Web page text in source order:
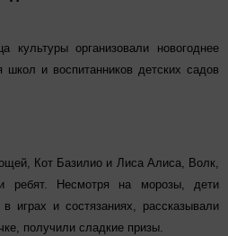
культуры организовали новогоднее
и воспитанников детских садов
Кот Базилио и Лиса Алиса, Волк,
ребят. Несмотря на морозы, дети
играх и состязаниях, рассказывали
получили сладкие призы.